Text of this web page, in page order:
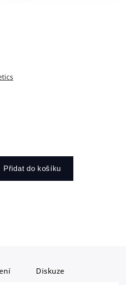
Přidat do košíku
Diskuze